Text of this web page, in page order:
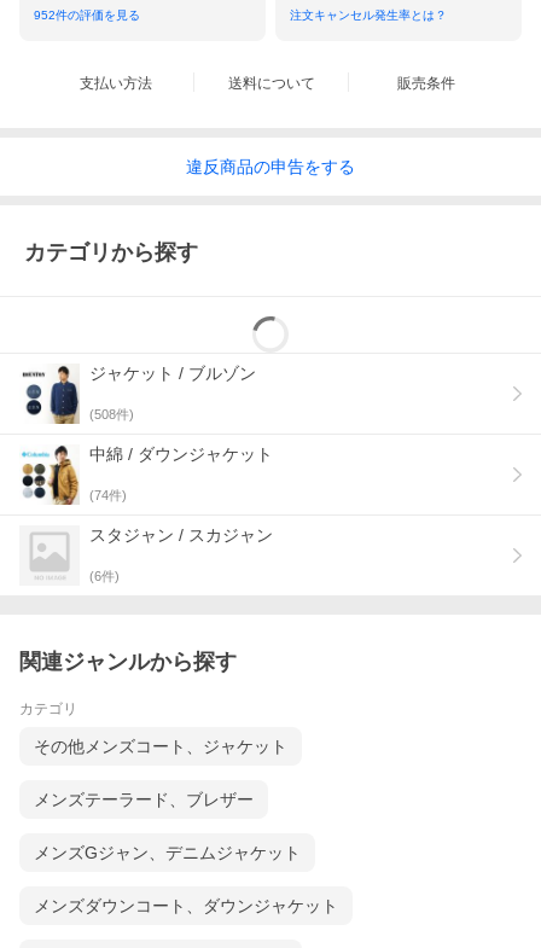
952件の評価を見る 注文キャンセル発生率とは？
支払い方法 送料について 販売条件
違反商品の申告をする
カテゴリから探す
ジャケット / ブルゾン
(508件)
中綿 / ダウンジャケット
(74件)
スタジャン / スカジャン
(6件)
関連ジャンルから探す
カテゴリ
その他メンズコート、ジャケット
メンズテーラード、ブレザー
メンズGジャン、デニムジャケット
メンズダウンコート、ダウンジャケット